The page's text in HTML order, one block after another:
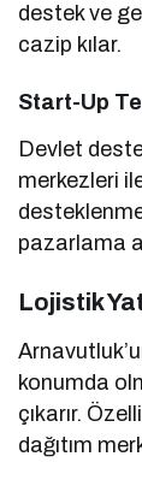
destek ve
cazip kılar.
Start-Up
Devlet
merkezleri
pazarlama
Lojistik
konumda
çıkarır.
dağıtım